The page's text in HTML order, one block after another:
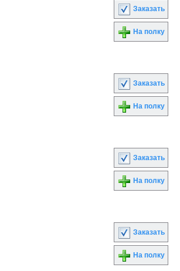
Заказать
На полку
Заказать
На полку
Заказать
На полку
Заказать
На полку